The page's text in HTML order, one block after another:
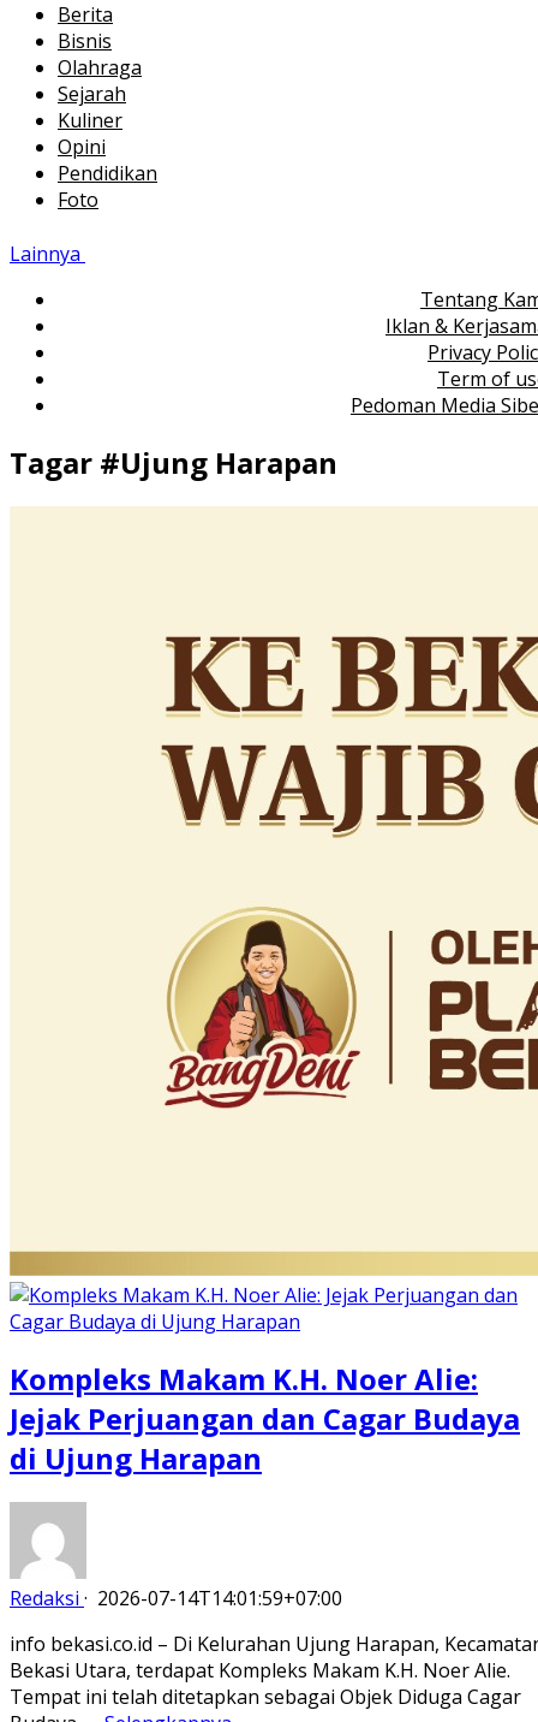
Berita
Bisnis
Olahraga
Sejarah
Kuliner
Opini
Pendidikan
Foto
Lainnya
Tentang
Iklan &
Privacy
Term of
Pedoman Media
Tagar #Ujung Harapan
Kompleks Makam K.H. Noer Alie:
Jejak Perjuangan dan Cagar Budaya
di Ujung Harapan
Redaksi · 2026-07-14T14:01:59+07:00
info bekasi.co.id – Di Kelurahan Ujung Harapan,
Bekasi Utara, terdapat Kompleks Makam K.H. Noer Alie.
Tempat ini telah ditetapkan sebagai Objek Diduga Cagar